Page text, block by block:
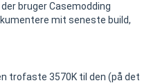
bruger Casemodding
mit seneste build,
trofaste 3570K til den (på det